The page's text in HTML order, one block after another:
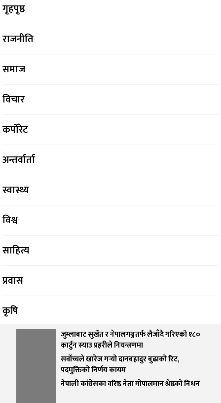
जुम्लाबाट सुर्खेत र नेपालगञ्जतर्फ लैजाँदै गरिएको १८०
कार्टुन स्याउ प्रहरीले नियन्त्रणमा
सर्वोच्चले खारेज गर्‍यो दानबहादुर बुढाको रिट,
पदमुक्तिको निर्णय कायम
नेपाली कांग्रेसका वरिष्ठ नेता गोपालमान श्रेष्ठको निधन
गृहपृष्ठ
राजनीति
समाज
विचार
कर्पोरेट
अन्तर्वार्ता
स्वास्थ्य
विश्व
साहित्य
प्रवास
कृषि
सफलताको कथा